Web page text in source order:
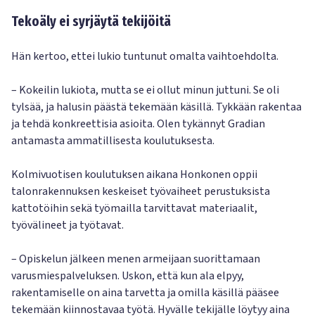
Tekoäly ei syrjäytä tekijöitä
Hän kertoo, ettei lukio tuntunut omalta vaihtoehdolta.
– Kokeilin lukiota, mutta se ei ollut minun juttuni. Se oli
tylsää, ja halusin päästä tekemään käsillä. Tykkään rakentaa
ja tehdä konkreettisia asioita. Olen tykännyt Gradian
antamasta ammatillisesta koulutuksesta.
Kolmivuotisen koulutuksen aikana Honkonen oppii
talonrakennuksen keskeiset työvaiheet perustuksista
kattotöihin sekä työmailla tarvittavat materiaalit,
työvälineet ja työtavat.
– Opiskelun jälkeen menen armeijaan suorittamaan
varusmiespalveluksen. Uskon, että kun ala elpyy,
rakentamiselle on aina tarvetta ja omilla käsillä pääsee
tekemään kiinnostavaa työtä. Hyvälle tekijälle löytyy aina